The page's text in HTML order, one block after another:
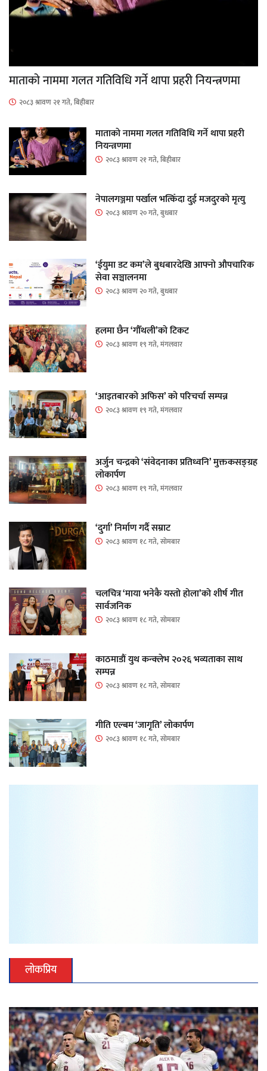
माताकाे नाममा गलत गतिविधि गर्ने थापा प्रहरी नियन्त्रणमा
२०८३ श्रावण २१ गते, बिहीबार
माताकाे नाममा गलत गतिविधि गर्ने थापा प्रहरी
नियन्त्रणमा
२०८३ श्रावण २१ गते, बिहीबार
नेपालगञ्जमा पर्खाल भत्किँदा दुई मजदुरको मृत्यु
२०८३ श्रावण २० गते, बुधबार
‘ईयुमा डट कम’ले बुधबारदेखि आफ्नो औपचारिक
सेवा सञ्चालनमा
२०८३ श्रावण २० गते, बुधबार
हलमा छैन ‘गौँथली’को टिकट
२०८३ श्रावण १९ गते, मंगलवार
‘आइतबारको अफिस’ को परिचर्चा सम्पन्न
२०८३ श्रावण १९ गते, मंगलवार
अर्जुन चन्द्रको ‘संवेदनाका प्रतिध्वनि’ मुक्तकसङ्ग्रह
लोकार्पण
२०८३ श्रावण १९ गते, मंगलवार
‘दुर्गा’ निर्माण गर्दै सम्राट
२०८३ श्रावण १८ गते, सोमबार
चलचित्र ‘माया भनेकै यस्तो होला’को शीर्ष गीत
सार्वजनिक
२०८३ श्रावण १८ गते, सोमबार
काठमाडौं युथ कन्क्लेभ २०२६ भव्यताका साथ
सम्पन्न
२०८३ श्रावण १८ गते, सोमबार
गीति एल्बम ‘जागृति’ लोकार्पण
२०८३ श्रावण १८ गते, सोमबार
लोकप्रिय